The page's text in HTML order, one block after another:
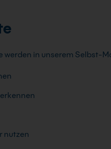
werden in unserem Selbst-
nutzen